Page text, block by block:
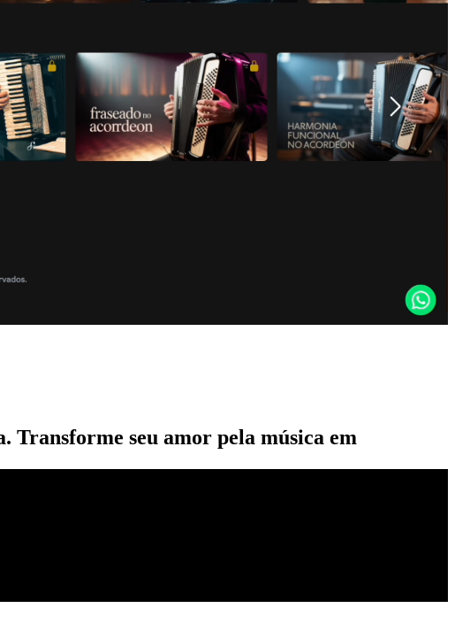
Transforme seu amor pela música em